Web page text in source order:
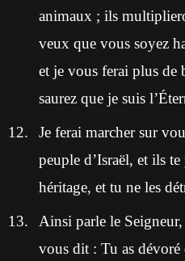
animaux ; ils
veux que vous soyez
et je vous ferai plus de
saurez que je suis
Je ferai marcher sur
peuple d’Israël, et ils
héritage, et tu ne les
Ainsi parle le
vous dit : Tu as dévoré